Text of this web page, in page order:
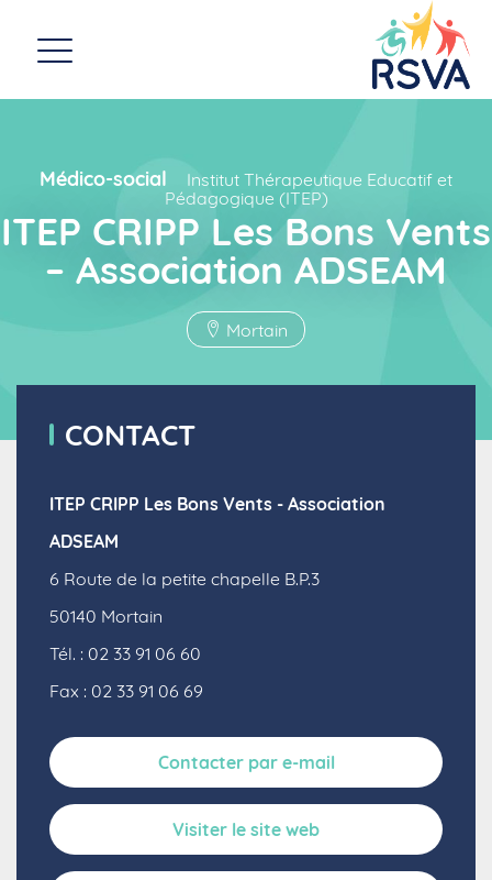
Médico-social
Institut Thérapeutique Educatif et
Pédagogique (ITEP)
ITEP CRIPP Les Bons Vents
– Association ADSEAM
Mortain
CONTACT
ITEP CRIPP Les Bons Vents - Association
ADSEAM
6 Route de la petite chapelle B.P.3
50140 Mortain
Tél. : 02 33 91 06 60
Fax : 02 33 91 06 69
Contacter par e-mail
Visiter le site web